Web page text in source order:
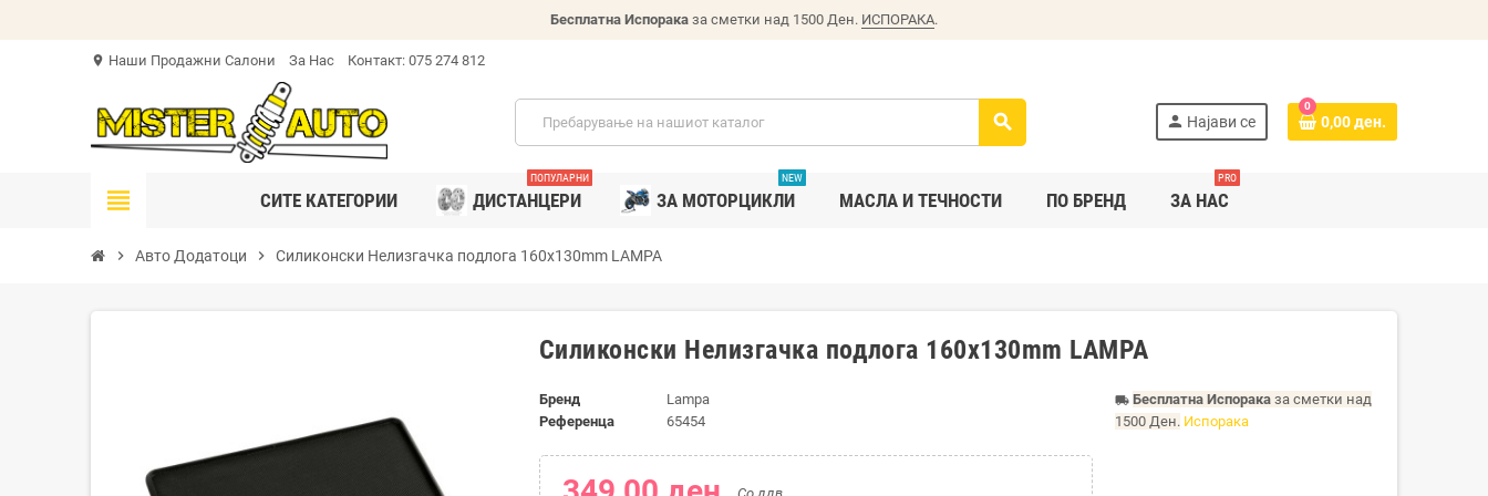
Бесплатна Испорака за сметки над 1500 Ден. ИСПОРАКА.
location_on Наши Продажни Салони За Нас Контакт: 075 274 812
search person Најави се
0
0,00 ден.
view_headline СИТЕ КАТЕГОРИИ ДИСТАНЦЕРИ
ПОПУЛАРНИ
ЗА МОТОРЦИКЛИ
NEW
MАСЛА И ТЕЧНОСТИ ПО БРЕНД ЗА НАС
PRO
chevron_right Авто Додатоци chevron_right Силиконски Нелизгачка подлога 160x130mm LAMPA
Силиконски Нелизгачка подлога 160x130mm LAMPA
Бренд
Lampa
Референца
65454
local_shipping Бесплатна Испораказа сметки над
1500 Ден. Испорака